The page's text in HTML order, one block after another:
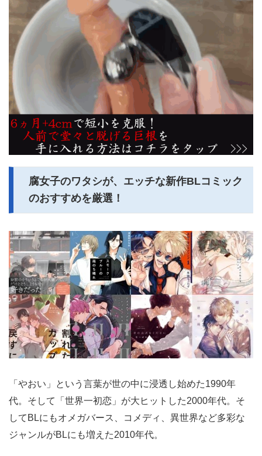
腐女子のワタシが、エッチな新作BLコミック
のおすすめを厳選！
「やおい」という言葉が世の中に浸透し始めた1990年
代。そして「世界一初恋」が大ヒットした2000年代。そ
してBLにもオメガバース、コメディ、異世界など多彩な
ジャンルがBLにも増えた2010年代。